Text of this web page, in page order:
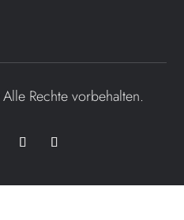
Alle Rechte vorbehalten.